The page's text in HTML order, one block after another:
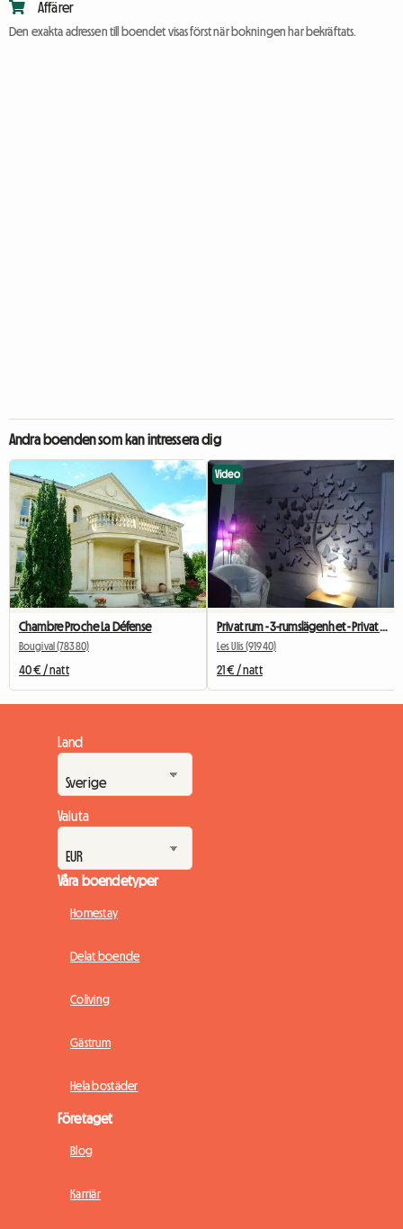
Affärer
Den exakta adressen till boendet visas först när bokningen har bekräftats.
Andra boenden som kan intressera dig
Chambre Proche La Défense
Bougival (78380)
40 € / natt
Video
Les Ulis (91940)
21 € / natt
Land
Valuta
Våra boendetyper
Homestay
Delat boende
Coliving
Gästrum
Hela bostäder
Företaget
Blog
Karriär